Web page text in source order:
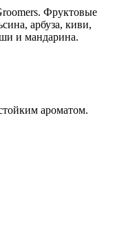
Фруктовые
арбуза, киви,
и мандарина.
ароматом.